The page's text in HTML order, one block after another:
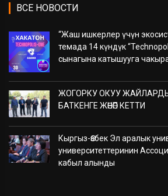
ВСЕ НОВОСТИ
“Жаш ишкерлер үчүн
темада 14 күндүк
сынагына катышууга
ЖОГОРКУ ОКУУ
БАТКЕНГЕ ЖӨНӨП КЕТТИ
Кыргыз-Өзбек Эл аралык
университеттеринин
кабыл алынды